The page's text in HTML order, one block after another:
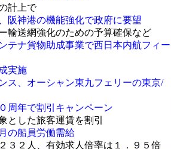
計上で
阪神港の機能強化で政府に要望
輸送網強化のための予算確保など
テナ貨物助成事業で西日本内航フィー
実施
ス、オーシャン東九フェリーの東京/
周年で割引キャンペーン
とした旅客運賃を割引
の船員労働需給
３２人、有効求人倍率は１．９５倍